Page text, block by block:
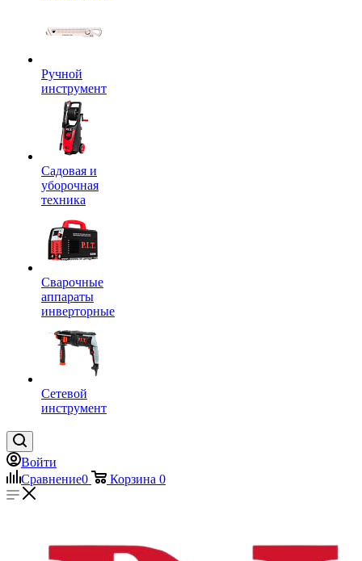
Ручной
инструмент
Садовая и
уборочная
техника
Сварочные
аппараты
инверторные
Сетевой
инструмент
Войти
Сравнение0 Корзина 0